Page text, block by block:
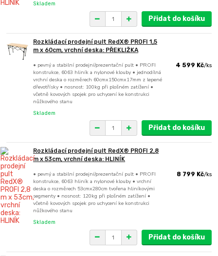
Skladem
Přidat do košíku
Rozkládací prodejní pult RedX® PROFI 1,5
m x 60cm, vrchní deska: PŘEKLIŽKA
• pevný a stabilní prodejní/prezentační pult • PROFI
konstrukce, 6063 hliník a nylonové klouby • jednodílná
vrchní deska o rozměrech 60cmx150cmx17mm z lepené
dřevotřísky • nosnost: 100kg při plošném zatížení •
včetně kovových spojek pro uchycení ke konstrukci
nůžkového stanu
4 599 Kč/ks
Skladem
Přidat do košíku
Rozkládací prodejní pult RedX® PROFI 2,8
m x 53cm, vrchní deska: HLINÍK
• pevný a stabilní prodejní/prezentační pult • PROFI
konstrukce, 6063 hliník a nylonové klouby • vrchní
deska o rozměrech 53cmx280cm tvořena hliníkovými
segmenty • nosnost: 120kg při plošném zatížení •
včetně kovových spojek pro uchycení ke konstrukci
nůžkového stanu
8 799 Kč/ks
Skladem
Přidat do košíku